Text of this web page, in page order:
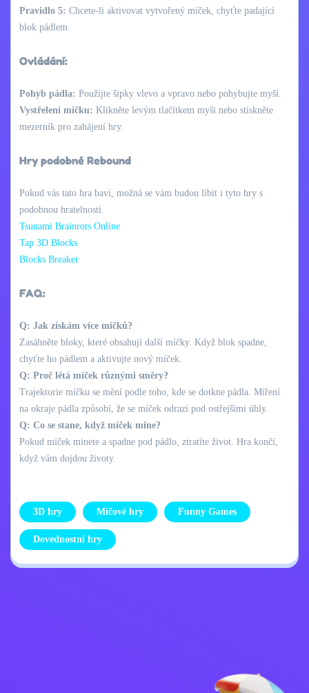
Pravidlo 5: Chcete-li aktivovat vytvořený míček, chyťte padající
blok pádlem.
Ovládání:
Pohyb pádla: Použijte šipky vlevo a vpravo nebo pohybujte myší.
Vystřelení míčku: Klikněte levým tlačítkem myši nebo stiskněte
mezerník pro zahájení hry.
Hry podobné Rebound
Pokud vás tato hra baví, možná se vám budou líbit i tyto hry s
podobnou hratelností.
Tsunami Brainrots Online
Tap 3D Blocks
Blocks Breaker
FAQ:
Q: Jak získám více míčků?
Zasáhněte bloky, které obsahují další míčky. Když blok spadne,
chyťte ho pádlem a aktivujte nový míček.
Q: Proč létá míček různými směry?
Trajektorie míčku se mění podle toho, kde se dotkne pádla. Míření
na okraje pádla způsobí, že se míček odrazí pod ostřejšími úhly.
Q: Co se stane, když míček mine?
Pokud míček minete a spadne pod pádlo, ztratíte život. Hra končí,
když vám dojdou životy.
3D hry Míčové hry Funny Games
Dovednostní hry